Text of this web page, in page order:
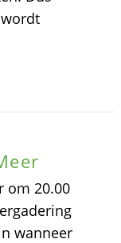
om 20.00
wanneer